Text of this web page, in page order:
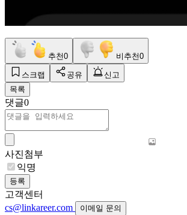
추천0 비추천0
스크랩 공유
신고
목록
댓글0
사진첨부
익명
등록
고객센터
cs@linkareer.com
이메일 문의